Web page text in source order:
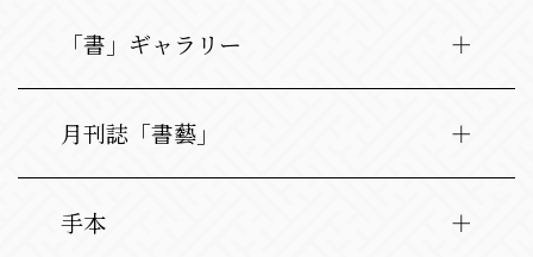
「書」ギャラリー
月刊誌「書藝」
手本